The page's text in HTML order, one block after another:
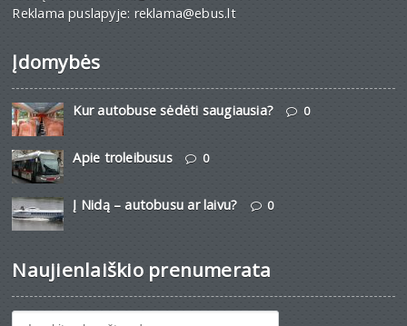
Reklama puslapyje: reklama@ebus.lt
Įdomybės
Kur autobuse sėdėti saugiausia? 0
Apie troleibusus 0
Į Nidą – autobusu ar laivu? 0
Naujienlaiškio prenumerata